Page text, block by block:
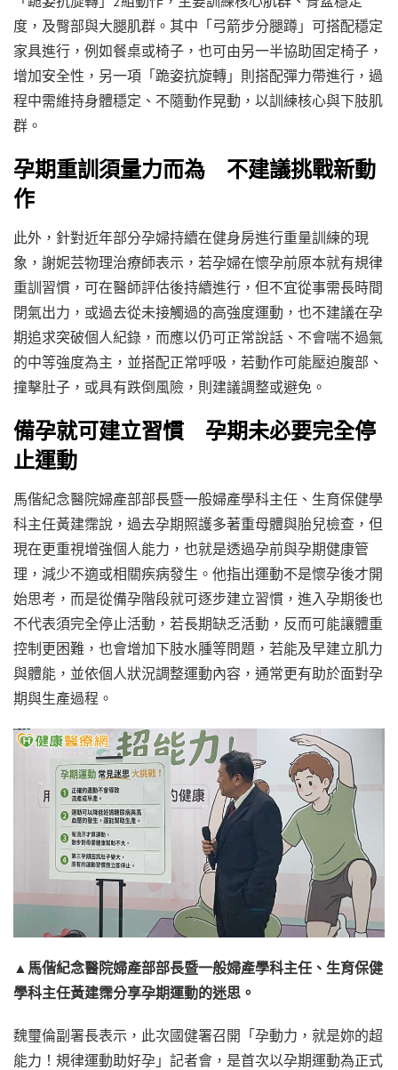
度，及臀部與大腿肌群。其中「弓箭步分腿蹲」可搭配穩定
家具進行，例如餐桌或椅子，也可由另一半協助固定椅子，
增加安全性，另一項「跪姿抗旋轉」則搭配彈力帶進行，過
程中需維持身體穩定、不隨動作晃動，以訓練核心與下肢肌
群。
孕期重訓須量力而為 不建議挑戰新動
作
此外，針對近年部分孕婦持續在健身房進行重量訓練的現
象，謝妮芸物理治療師表示，若孕婦在懷孕前原本就有規律
重訓習慣，可在醫師評估後持續進行，但不宜從事需長時間
閉氣出力，或過去從未接觸過的高強度運動，也不建議在孕
期追求突破個人紀錄，而應以仍可正常說話、不會喘不過氣
的中等強度為主，並搭配正常呼吸，若動作可能壓迫腹部、
撞擊肚子，或具有跌倒風險，則建議調整或避免。
備孕就可建立習慣 孕期未必要完全停
止運動
馬偕紀念醫院婦產部部長暨一般婦產學科主任、生育保健學
科主任黃建霈說，過去孕期照護多著重母體與胎兒檢查，但
現在更重視增強個人能力，也就是透過孕前與孕期健康管
理，減少不適或相關疾病發生。他指出運動不是懷孕後才開
始思考，而是從備孕階段就可逐步建立習慣，進入孕期後也
不代表須完全停止活動，若長期缺乏活動，反而可能讓體重
控制更困難，也會增加下肢水腫等問題，若能及早建立肌力
與體能，並依個人狀況調整運動內容，通常更有助於面對孕
期與生產過程。
▲馬偕紀念醫院婦產部部長暨一般婦產學科主任、生育保健
學科主任黃建霈分享孕期運動的迷思。
魏璽倫副署長表示，此次國健署召開「孕動力，就是妳的超
能力！規律運動助好孕」記者會，是首次以孕期運動為正式